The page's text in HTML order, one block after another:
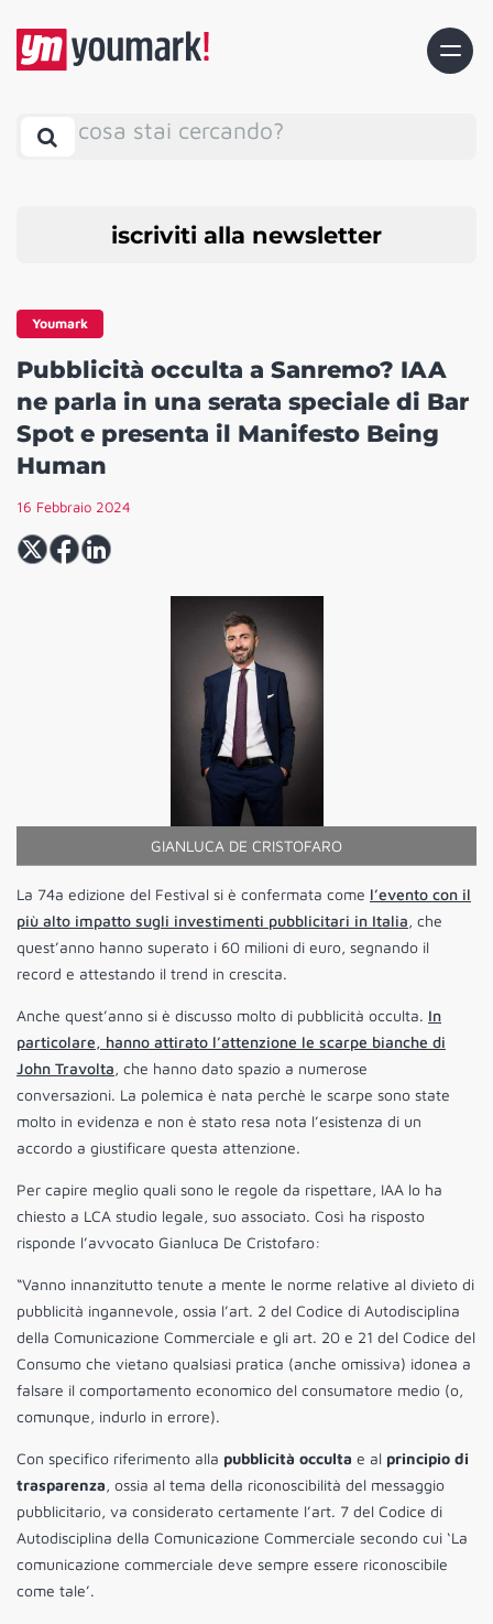
cosa stai cercando?
iscriviti alla newsletter
Youmark
Pubblicità occulta a Sanremo? IAA
ne parla in una serata speciale di Bar
Spot e presenta il Manifesto Being
Human
16 Febbraio 2024
GIANLUCA DE CRISTOFARO
La 74a edizione del Festival si è confermata come l’evento con il
più alto impatto sugli investimenti pubblicitari in Italia, che
quest’anno hanno superato i 60 milioni di euro, segnando il
record e attestando il trend in crescita.
Anche quest’anno si è discusso molto di pubblicità occulta. In
particolare, hanno attirato l’attenzione le scarpe bianche di
John Travolta, che hanno dato spazio a numerose
conversazioni. La polemica è nata perchè le scarpe sono state
molto in evidenza e non è stato resa nota l’esistenza di un
accordo a giustificare questa attenzione.
Per capire meglio quali sono le regole da rispettare, IAA lo ha
chiesto a LCA studio legale, suo associato. Così ha risposto
risponde l’avvocato Gianluca De Cristofaro:
“Vanno innanzitutto tenute a mente le norme relative al divieto di
pubblicità ingannevole, ossia l’art. 2 del Codice di Autodisciplina
della Comunicazione Commerciale e gli art. 20 e 21 del Codice del
Consumo che vietano qualsiasi pratica (anche omissiva) idonea a
falsare il comportamento economico del consumatore medio (o,
comunque, indurlo in errore).
Con specifico riferimento alla pubblicità occulta e al principio di
trasparenza, ossia al tema della riconoscibilità del messaggio
pubblicitario, va considerato certamente l’art. 7 del Codice di
Autodisciplina della Comunicazione Commerciale secondo cui ‘La
comunicazione commerciale deve sempre essere riconoscibile
come tale’.